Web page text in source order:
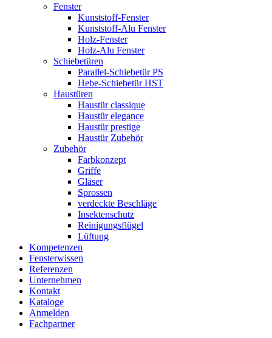
Fenster
Kunststoff-Fenster
Kunststoff-Alu Fenster
Holz-Fenster
Holz-Alu Fenster
Schiebetüren
Parallel-Schiebetür PS
Hebe-Schiebetür HST
Haustüren
Haustür classique
Haustür elegance
Haustür prestige
Haustür Zubehör
Zubehör
Farbkonzept
Griffe
Gläser
Sprossen
verdeckte Beschläge
Insektenschutz
Reinigungsflügel
Lüftung
Kompetenzen
Fensterwissen
Referenzen
Unternehmen
Kontakt
Kataloge
Anmelden
Fachpartner